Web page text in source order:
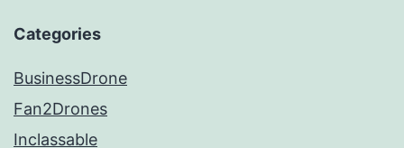
Categories
BusinessDrone
Fan2Drones
Inclassable